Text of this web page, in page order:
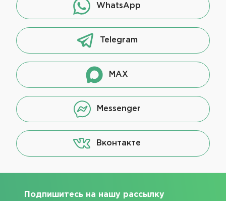
WhatsApp
Telegram
MAX
Messenger
Вконтакте
Подпишитесь на нашу рассылку